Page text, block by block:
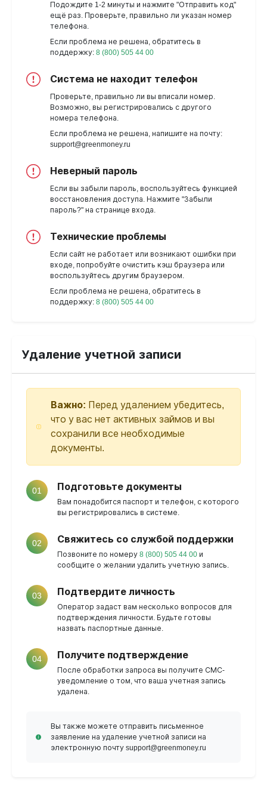
Подождите 1-2 минуты и нажмите "Отправить код"
ещё раз. Проверьте, правильно ли указан номер
телефона.
Если проблема не решена, обратитесь в
поддержку: 8 (800) 505 44 00
Система не находит телефон
Проверьте, правильно ли вы вписали номер.
Возможно, вы регистрировались с другого
номера телефона.
Если проблема не решена, напишите на почту:
support@greenmoney.ru
Неверный пароль
Если вы забыли пароль, воспользуйтесь функцией
восстановления доступа. Нажмите "Забыли
пароль?" на странице входа.
Технические проблемы
Если сайт не работает или возникают ошибки при
входе, попробуйте очистить кэш браузера или
воспользуйтесь другим браузером.
Если проблема не решена, обратитесь в
поддержку: 8 (800) 505 44 00
Удаление учетной записи
Важно: Перед удалением убедитесь,
что у вас нет активных займов и вы
сохранили все необходимые
документы.
01 Подготовьте документы
Вам понадобится паспорт и телефон, с которого
вы регистрировались в системе.
02 Свяжитесь со службой поддержки
Позвоните по номеру 8 (800) 505 44 00 и
сообщите о желании удалить учетную запись.
03 Подтвердите личность
Оператор задаст вам несколько вопросов для
подтверждения личности. Будьте готовы
назвать паспортные данные.
04 Получите подтверждение
После обработки запроса вы получите СМС-
уведомление о том, что ваша учетная запись
удалена.
Вы также можете отправить письменное
заявление на удаление учетной записи на
электронную почту support@greenmoney.ru